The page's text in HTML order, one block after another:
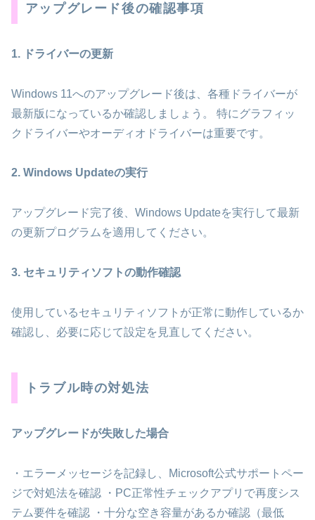
アップグレード後の確認事項
1. ドライバーの更新
Windows 11へのアップグレード後は、各種ドライバーが
最新版になっているか確認しましょう。 特にグラフィッ
クドライバーやオーディオドライバーは重要です。
2. Windows Updateの実行
アップグレード完了後、Windows Updateを実行して最新
の更新プログラムを適用してください。
3. セキュリティソフトの動作確認
使用しているセキュリティソフトが正常に動作しているか
確認し、必要に応じて設定を見直してください。
トラブル時の対処法
アップグレードが失敗した場合
・エラーメッセージを記録し、Microsoft公式サポートペー
ジで対処法を確認 ・PC正常性チェックアプリで再度シス
テム要件を確認 ・十分な空き容量があるか確認（最低